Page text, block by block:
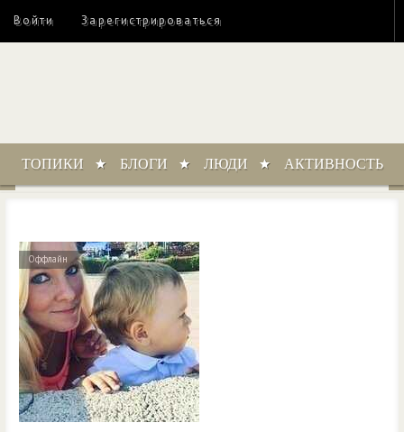
Войти Зарегистрироваться
ТОПИКИ БЛОГИ ЛЮДИ АКТИВНОСТЬ
Оффлайн